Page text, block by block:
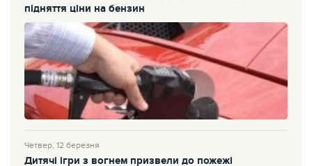
підняття ціни на бензин
Четвер, 12 березня
Дитячі ігри з вогнем призвели до пожежі